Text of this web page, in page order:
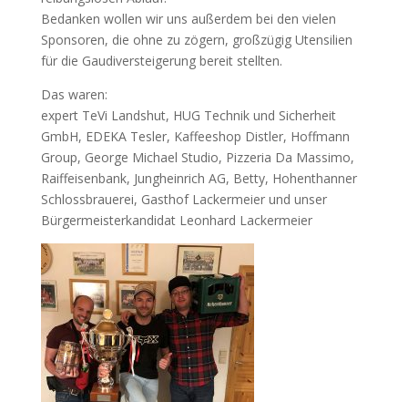
Bedanken wollen wir uns außerdem bei den vielen
Sponsoren, die ohne zu zögern, großzügig Utensilien
für die Gaudiversteigerung bereit stellten.
Das waren:
expert TeVi Landshut, HUG Technik und Sicherheit
GmbH, EDEKA Tesler, Kaffeeshop Distler, Hoffmann
Group, George Michael Studio, Pizzeria Da Massimo,
Raiffeisenbank, Jungheinrich AG, Betty, Hohenthanner
Schlossbrauerei, Gasthof Lackermeier und unser
Bürgermeisterkandidat Leonhard Lackermeier